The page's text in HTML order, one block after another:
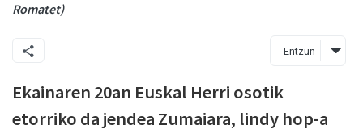
Romatet)
Entzun
Ekainaren 20an Euskal Herri osotik
etorriko da jendea Zumaiara, lindy hop-a